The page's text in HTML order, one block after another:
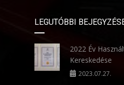
LEGUTÓBBI
2022 Év
Kereskedése
2023.07.27.